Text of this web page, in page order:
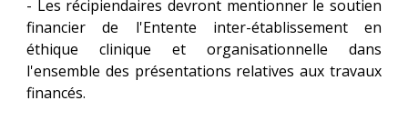
- Les récipiendaires devront mentionner le soutien
financier de l'Entente inter-établissement en
éthique clinique et organisationnelle dans
l'ensemble des présentations relatives aux travaux
financés.